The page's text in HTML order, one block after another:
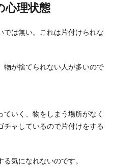
ます
を付ければいいのかわからなくて、ど
心理状態
では無い。これは片付けられな
物が捨てられない人が多いので
いく、物をしまう場所がなく
チャしているので片付けをする
気になれないのです。